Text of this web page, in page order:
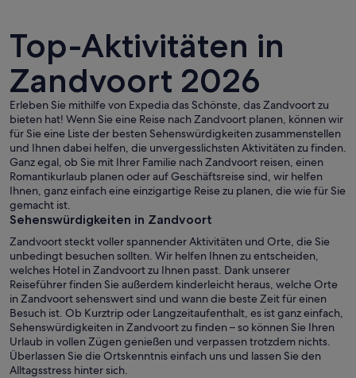
Eine Straße mit Geschäften,
Top-Aktivitäten in
Zandvoort 2026
Erleben Sie mithilfe von Expedia das Schönste, das Zandvoort zu
bieten hat! Wenn Sie eine Reise nach Zandvoort planen, können wir
für Sie eine Liste der besten Sehenswürdigkeiten zusammenstellen
und Ihnen dabei helfen, die unvergesslichsten Aktivitäten zu finden.
Ganz egal, ob Sie mit Ihrer Familie nach Zandvoort reisen, einen
Romantikurlaub planen oder auf Geschäftsreise sind, wir helfen
Ihnen, ganz einfach eine einzigartige Reise zu planen, die wie für Sie
gemacht ist.
Sehenswürdigkeiten in Zandvoort
Zandvoort steckt voller spannender Aktivitäten und Orte, die Sie
unbedingt besuchen sollten. Wir helfen Ihnen zu entscheiden,
welches Hotel in Zandvoort zu Ihnen passt. Dank unserer
Reiseführer finden Sie außerdem kinderleicht heraus, welche Orte
in Zandvoort sehenswert sind und wann die beste Zeit für einen
Besuch ist. Ob Kurztrip oder Langzeitaufenthalt, es ist ganz einfach,
Sehenswürdigkeiten in Zandvoort zu finden – so können Sie Ihren
Urlaub in vollen Zügen genießen und verpassen trotzdem nichts.
Überlassen Sie die Ortskenntnis einfach uns und lassen Sie den
Alltagsstress hinter sich.